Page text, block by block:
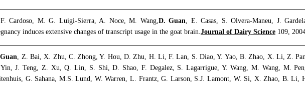
Cardoso, M. G. Luigi-Sierra, A. Noce, M. Wang, D. Guan , E. Casas, S. Olvera-Maneu, J.
induces extensive changes of transcript usage in the goat brain. Journal of Dairy Science 109,
, Z. Bai, X. Zhu, C. Zhong, Y. Hou, D. Zhu, H. Li, F. Lan, S. Diao, Y. Yao, B. Zhao, X. Li, Z.
J. Teng, Z. Xu, Q. Lin, S. Shi, D. Shao, F. Degalez, S. Lagarrigue, Y. Wang, M. Wang, M.
G. Sahana, M.S. Lund, W. Warren, L. Frantz, G. Larson, S.J. Lamont, W. Si, X. Zhao, B.